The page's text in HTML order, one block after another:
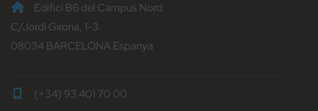
Edifici B6 del Campus Nord
C/Jordi Girona, 1-3
08034 BARCELONA Espanya
(+34) 93 401 70 00